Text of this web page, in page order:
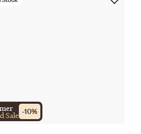
Sale -10%